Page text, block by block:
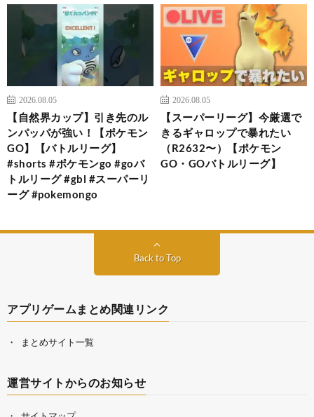
2026.08.05
【自然界カップ】引き先のル
ンパッパが強い！【ポケモン
GO】【バトルリーグ】
#shorts #ポケモンgo #goバ
トルリーグ #gbl #スーパーリ
ーグ #pokemongo
2026.08.05
【スーパーリーグ】今厳選で
きるギャロップで暴れたい
（R2632〜）【ポケモン
GO・GOバトルリーグ】
Back to Top
アプリゲームまとめ関連リンク
まとめサイト一覧
運営サイトからのお知らせ